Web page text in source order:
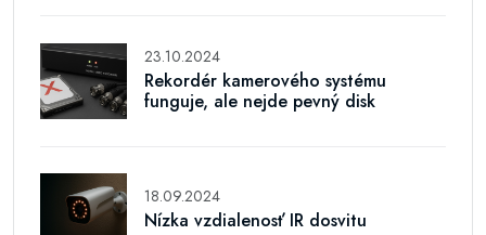
23.10.2024
Rekordér kamerového systému
funguje, ale nejde pevný disk
18.09.2024
Nízka vzdialenosť IR dosvitu